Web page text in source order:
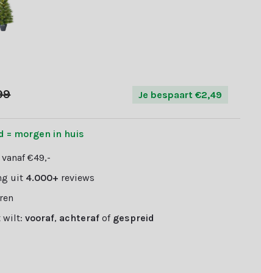
Je bespaart €2,49
= morgen in huis
€49,-
uit 4.000+ reviews
wilt:vooraf, achteraf of gespreid